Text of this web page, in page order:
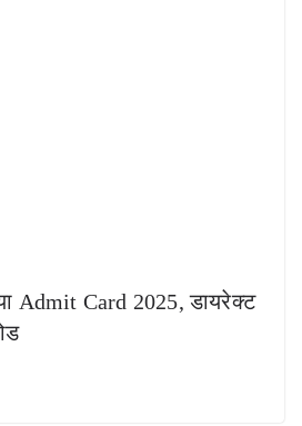
Admit Card 2025, डायरेक्ट